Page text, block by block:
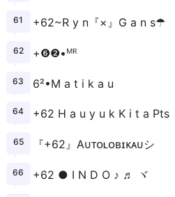
+62~R y n『×』G a n s☂
+❻❷•ᴹᴿ
6²•M a t i k a u
+62 H a u y u k K i t a Pts
『+62』Aᴜᴛᴏʟᴏʙɪᴋᴀᴜシ︎
+62 ● I N D O ♪ ♬ ヾ